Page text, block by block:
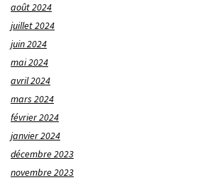
août 2024
juillet 2024
juin 2024
mai 2024
avril 2024
mars 2024
février 2024
janvier 2024
décembre 2023
novembre 2023